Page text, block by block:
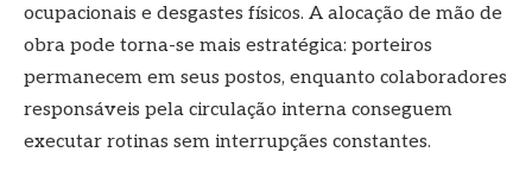
ocupacionais e desgastes físicos. A alocação de mão de
obra pode torna-se mais estratégica: porteiros
permanecem em seus postos, enquanto colaboradores
responsáveis pela circulação interna conseguem
executar rotinas sem interrupçães constantes.